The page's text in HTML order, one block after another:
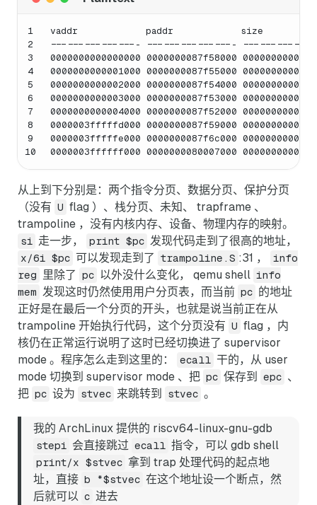
1
2
3
4
5
6
7
8
9
10
vaddr            paddr            size
---------------- ----------------
0000000000000000 0000000087f58000
0000000000001000 0000000087f55000
0000000000002000 0000000087f54000
0000000000003000 0000000087f53000
0000000000004000 0000000087f52000
0000003fffffd000 0000000087f59000
0000003fffffe000 0000000087f6c000
0000003ffffff000 0000000080007000
从上到下分别是：两个指令分页、数据分页、保护分页
（没有 U flag ）、栈分页、未知、 trapframe 、
trampoline ，没有内核内存、设备、物理内存的映射。
si 走一步， print $pc 发现代码走到了很高的地址，
x/6i $pc 可以发现走到了 trampoline.S :31 ，
info
reg
里除了 pc 以外没什么变化， qemu shell info
mem
发现这时仍然使用用户分页表，而当前 pc 的地址
正好是在最后一个分页的开头，也就是说当前正在从
trampoline 开始执行代码，这个分页没有 U flag ，内
核仍在正常运行说明了这时已经切换进了 supervisor
mode 。程序怎么走到这里的：
ecall 干的，从 user
mode 切换到 supervisor mode 、把 pc 保存到 epc 、
把 pc 设为 stvec 来跳转到 stvec 。
我的 ArchLinux 提供的 riscv64-linux-gnu-gdb
stepi 会直接跳过 ecall 指令，可以 gdb shell
print/x $stvec 拿到 trap 处理代码的起点地
址，直接 b *$stvec 在这个地址设一个断点，然
后就可以
c 进去